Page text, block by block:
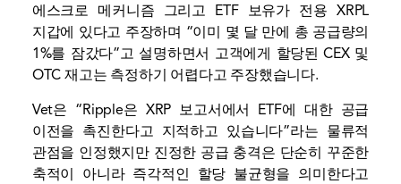
에스크로 메커니즘 그리고 ETF 보유가 전용 XRPL
지갑에 있다고 주장하며 “이미 몇 달 만에 총 공급량의
1%를 잠갔다”고 설명하면서 고객에게 할당된 CEX 및
OTC 재고는 측정하기 어렵다고 주장했습니다.
Vet은 “Ripple은 XRP 보고서에서 ETF에 대한 공급
이전을 촉진한다고 지적하고 있습니다”라는 물류적
관점을 인정했지만 진정한 공급 충격은 단순히 꾸준한
축적이 아니라 즉각적인 할당 불균형을 의미한다고